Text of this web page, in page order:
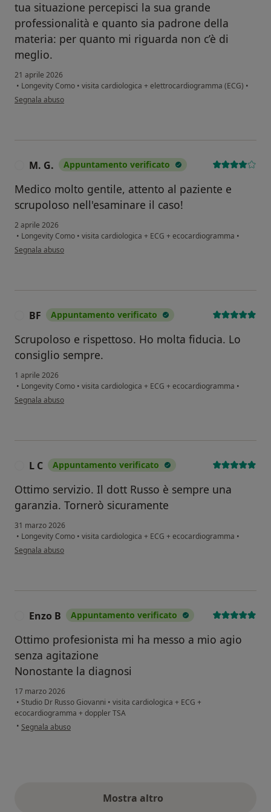
tua situazione percepisci la sua grande
professionalità e quanto sia padrone della
materia: per quanto mi riguarda non c’è di
meglio.
21 aprile 2026
• Longevity Como • visita cardiologica + elettrocardiogramma (ECG) •
secondo l'opinione dell'utente Gabriele Isella
Segnala abuso
M. G. Appuntamento verificato
Medico molto gentile, attento al paziente e
scrupoloso nell'esaminare il caso!
2 aprile 2026
• Longevity Como • visita cardiologica + ECG + ecocardiogramma •
secondo l'opinione dell'utente M. G.
Segnala abuso
BF Appuntamento verificato
Scrupoloso e rispettoso. Ho molta fiducia. Lo
consiglio sempre.
1 aprile 2026
• Longevity Como • visita cardiologica + ECG + ecocardiogramma •
secondo l'opinione dell'utente BF
Segnala abuso
L C Appuntamento verificato
Ottimo servizio. Il dott Russo è sempre una
garanzia. Tornerò sicuramente
31 marzo 2026
• Longevity Como • visita cardiologica + ECG + ecocardiogramma •
secondo l'opinione dell'utente L C
Segnala abuso
Enzo B Appuntamento verificato
Ottimo profesionista mi ha messo a mio agio
senza agitazione
Nonostante la diagnosi
17 marzo 2026
• Studio Dr Russo Giovanni • visita cardiologica + ECG +
ecocardiogramma + doppler TSA
• secondo l'opinione dell'utente Enzo B
Segnala abuso
Mostra altroopinioni di cui sopra